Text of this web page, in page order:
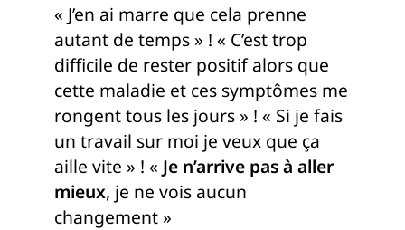
« J’en ai marre que cela prenne
autant de temps » ! « C’est trop
difficile de rester positif alors que
cette maladie et ces symptômes me
rongent tous les jours » ! « Si je fais
un travail sur moi je veux que ça
aille vite » ! « Je n’arrive pas à aller
mieux, je ne vois aucun
changement »